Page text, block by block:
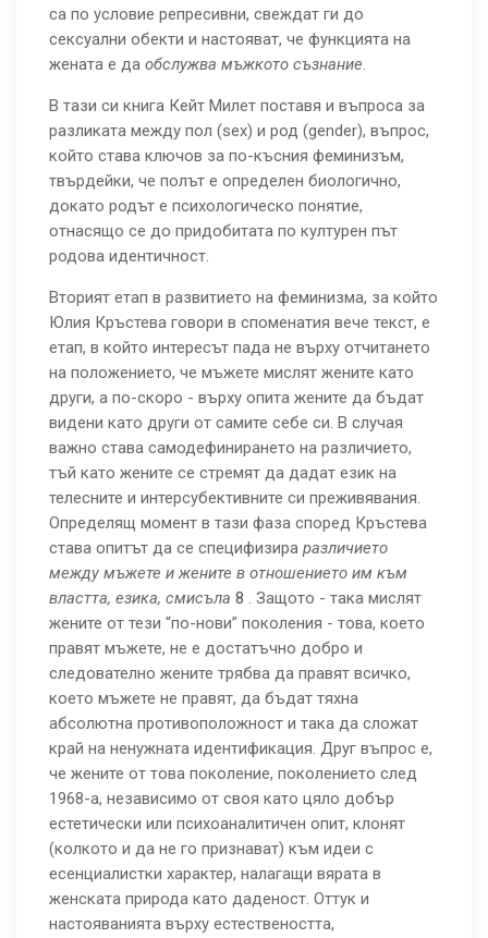
са по условие репресивни, свеждат ги до
сексуални обекти и настояват, че функцията на
жената е да обслужва мъжкото съзнание.
В тази си книга Кейт Милет поставя и въпроса за
разликата между пол (sex) и род (gender), въпрос,
който става ключов за по-късния феминизъм,
твърдейки, че полът е определен биологично,
докато родът е психологическо понятие,
отнасящо се до придобитата по културен път
родова идентичност.
Вторият етап в развитието на феминизма, за който
Юлия Кръстева говори в споменатия вече текст, е
етап, в който интересът пада не върху отчитането
на положението, че мъжете мислят жените като
други, а по-скоро - върху опита жените да бъдат
видени като други от самите себе си. В случая
важно става самодефинирането на различието,
тъй като жените се стремят да дадат език на
телесните и интерсубективните си преживявания.
Определящ момент в тази фаза според Кръстева
става опитът да се специфизира различието
между мъжете и жените в отношението им към
властта, езика, смисъла 8 . Защото - така мислят
жените от тези “по-нови” поколения - това, което
правят мъжете, не е достатъчно добро и
следователно жените трябва да правят всичко,
което мъжете не правят, да бъдат тяхна
абсолютна противоположност и така да сложат
край на ненужната идентификация. Друг въпрос е,
че жените от това поколение, поколението след
1968-а, независимо от своя като цяло добър
естетически или психоаналитичен опит, клонят
(колкото и да не го признават) към идеи с
есенциалистки характер, налагащи вярата в
женската природа като даденост. Оттук и
настояванията върху естествеността,